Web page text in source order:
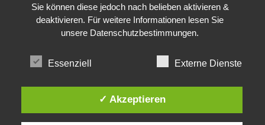
Sie können diese jedoch nach belieben aktivieren &
deaktivieren. Für weitere Informationen lesen Sie
unsere Datenschutzbestimmungen.
Essenziell Externe Dienste
✓ Akzeptieren